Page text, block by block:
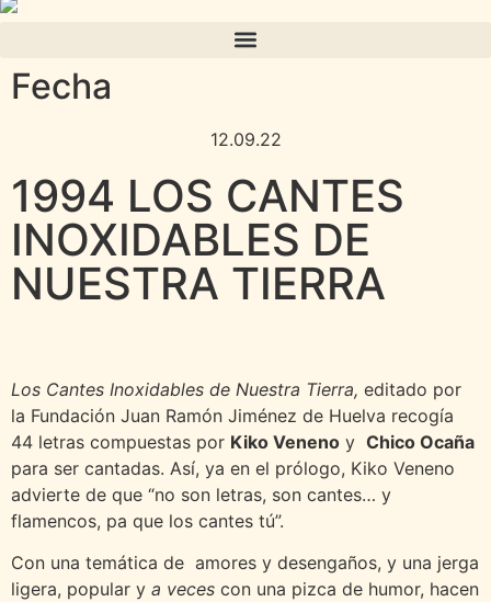
Fecha
12.09.22
1994 LOS CANTES
INOXIDABLES DE
NUESTRA TIERRA
Los Cantes Inoxidables de Nuestra Tierra, editado por
la Fundación Juan Ramón Jiménez de Huelva recogía
44 letras compuestas por Kiko Veneno y Chico Ocaña
para ser cantadas. Así, ya en el prólogo, Kiko Veneno
advierte de que “no son letras, son cantes… y
flamencos, pa que los cantes tú”.
Con una temática de amores y desengaños, y una jerga
ligera, popular y a veces con una pizca de humor, hacen